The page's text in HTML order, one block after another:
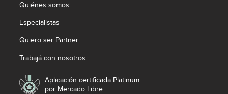
Quiénes somos
Especialistas
Quiero ser Partner
Trabajá con nosotros
Aplicación certificada Platinum
por Mercado Libre